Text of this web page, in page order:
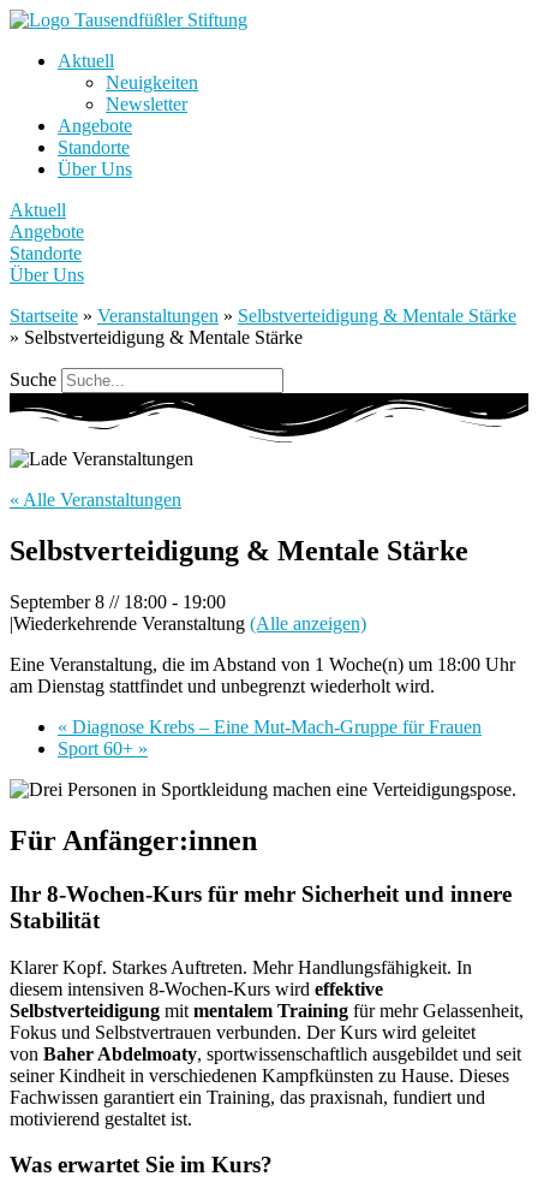
Aktuell
Neuigkeiten
Newsletter
Angebote
Standorte
Über Uns
Aktuell
Angebote
Standorte
Über Uns
Startseite » Veranstaltungen » Selbstverteidigung & Mentale Stärke
» Selbstverteidigung & Mentale Stärke
Suche
« Alle Veranstaltungen
Selbstverteidigung & Mentale Stärke
September 8 // 18:00 - 19:00
|Wiederkehrende Veranstaltung (Alle anzeigen)
Eine Veranstaltung, die im Abstand von 1 Woche(n) um 18:00 Uhr
am Dienstag stattfindet und unbegrenzt wiederholt wird.
« Diagnose Krebs – Eine Mut-Mach-Gruppe für Frauen
Sport 60+ »
Für Anfänger:innen
Ihr 8‑Wochen‑Kurs für mehr Sicherheit und innere
Stabilität
Klarer Kopf. Starkes Auftreten. Mehr Handlungsfähigkeit. In
diesem intensiven 8‑Wochen‑Kurs wird effektive
Selbstverteidigung mit mentalem Training für mehr Gelassenheit,
Fokus und Selbstvertrauen verbunden. Der Kurs wird geleitet
von Baher Abdelmoaty, sportwissenschaftlich ausgebildet und seit
seiner Kindheit in verschiedenen Kampfkünsten zu Hause. Dieses
Fachwissen garantiert ein Training, das praxisnah, fundiert und
motivierend gestaltet ist.
Was erwartet Sie im Kurs?